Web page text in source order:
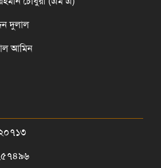
দুলাল
আমিন